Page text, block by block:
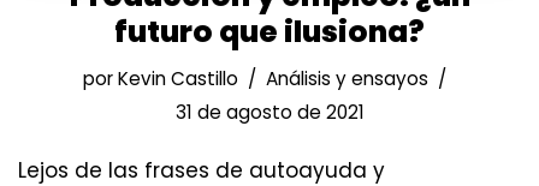
futuro que ilusiona?
porKevin Castillo
Análisis y ensayos
31 de agosto de 2021
Lejos de las frases de autoayuda y